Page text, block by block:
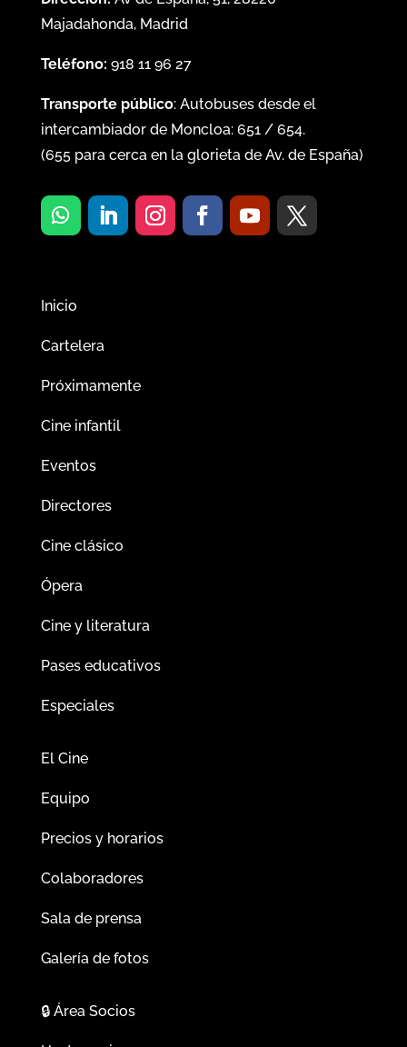
Majadahonda, Madrid
Teléfono: 918 11 96 27
Transporte público: Autobuses desde el
intercambiador de Moncloa: 651/ 654.
(655para cerca en la glorieta de Av. de España)
Inicio
Cartelera
Próximamente
Cine infantil
Eventos
Directores
Cine clásico
Ópera
Cine y literatura
Pases educativos
Especiales
El Cine
Equipo
Precios y horarios
Colaboradores
Sala de prensa
Galería de fotos
🔒Área Socios